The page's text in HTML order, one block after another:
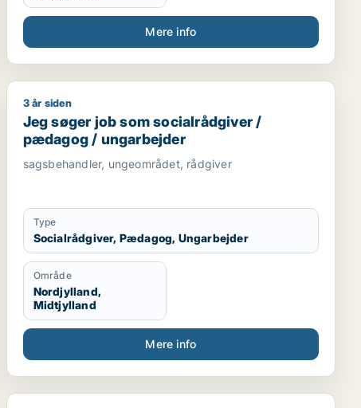
Mere info
/ ufaglært
Jeg søger job som socialrådgiver / pædagog /
3 år siden
Jeg søger job som socialrådgiver /
pædagog / ungarbejder
sagsbehandler, ungeområdet, rådgiver
Type
Socialrådgiver, Pædagog, Ungarbejder
Område
Nordjylland,
Midtjylland
Mere info